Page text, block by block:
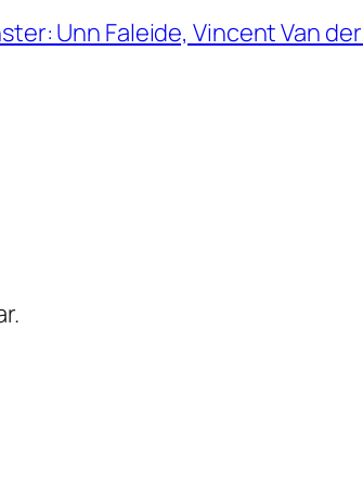
Unn Faleide, Vincent Van